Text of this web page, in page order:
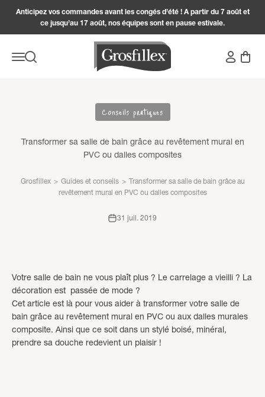
Anticipez vos commandes avant les congés d’été ! A partir du 7 août et
ce jusqu’au 17 août, nos équipes sont en pause estivale.
MenuRecherche
Grosfillex
Connexion
Panier
Conseils pratiques
Transformer sa salle de bain grâce au revêtement mural en
PVC ou dalles composites
Grosfillex > Guides et conseils > Transformer sa salle de bain grâce au
revêtement mural en PVC ou dalles composites
31 juil. 2019
Votre salle de bain ne vous plaît plus ? Le carrelage a vieilli ? La
décoration est passée de mode ?
Cet article est là pour vous aider à transformer votre salle de
bain grâce au revêtement mural en PVC ou aux dalles murales
composite. Ainsi que ce soit dans un stylé boisé, minéral,
prendre sa douche redevient un plaisir !